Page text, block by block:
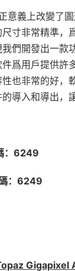
義上改變了
寸非常精準，
們開發出一
爲用戶提供許
也非常的好，
導入和導出，
碼：
碼：